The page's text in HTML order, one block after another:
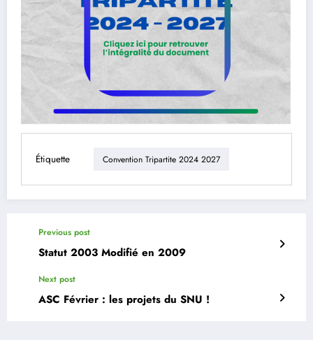
Étiquette Convention Tripartite 2024 2027
Previous post
Statut 2003 Modifié en 2009
Next post
ASC Février : les projets du SNU !